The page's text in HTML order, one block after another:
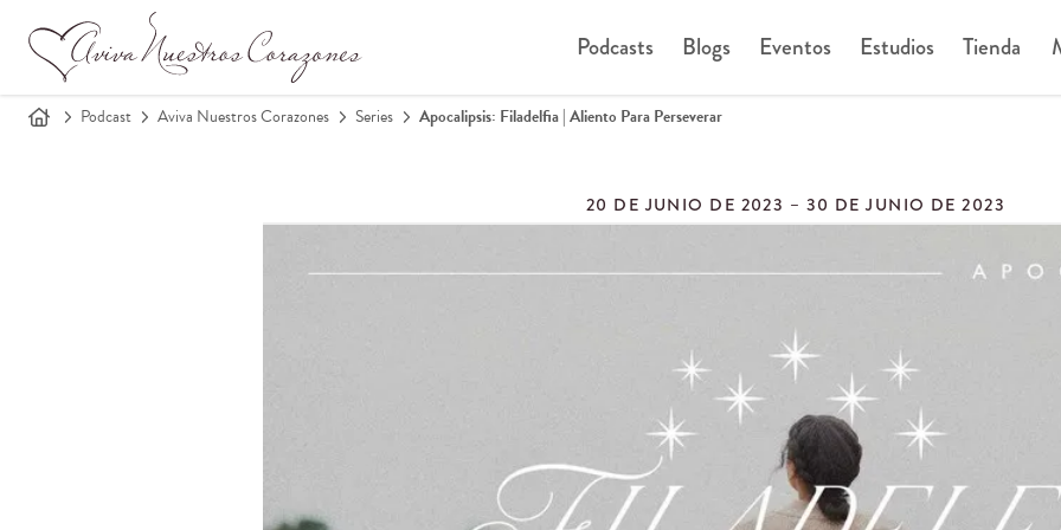
Podcasts Blogs Eventos Estudios Tienda
Podcast Aviva Nuestros Corazones Series Apocalipsis: Filadelfia | Aliento Para Perseverar
20 DE JUNIO DE 2023 – 30 DE JUNIO DE 2023